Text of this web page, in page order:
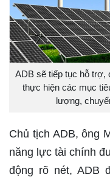
ADB sẽ tiếp tục hỗ trợ,
thực hiện các mục
lượng,
Chủ tịch ADB, ông
năng lực tài chính
động rõ nét, ADB